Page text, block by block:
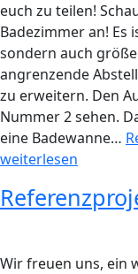
euch zu teilen!
Badezimmer an! Es
sondern auch
angrenzende
zu erweitern. Den
Nummer 2 sehen.
eine Badewanne…
weiterlesen
Wir freuen uns, ein